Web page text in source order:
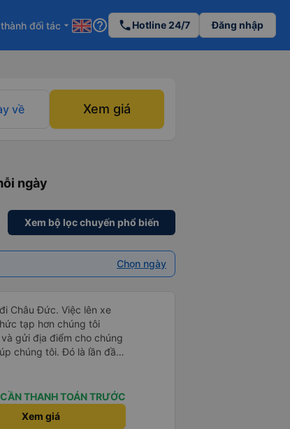
đối tác arrow_drop_down help_outline phoneHotline 24/7 Đăng nhập
về Xem giá
ngày
Xem bộ lọc chuyến phổ biến
Chọn ngày
Châu Đức. Việc lên xe
tạp hơn chúng tôi
gửi địa điểm cho chúng
chúng tôi. Đó là lần đầu
nhỏ khá thú vị. Chúng
lại lúc nửa đêm ở Cần
đến điểm dừng, họ đánh
tôi đã sẵn sàng. Nhìn
THANH TOÁN TRƯỚC
Xem giá